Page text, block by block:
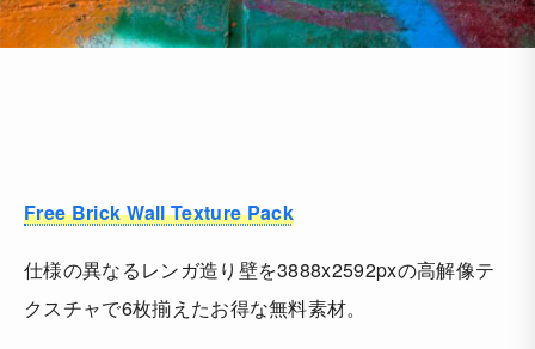
Free Brick Wall Texture Pack
仕様の異なるレンガ造り壁を3888x2592pxの高解像テ
クスチャで6枚揃えたお得な無料素材。